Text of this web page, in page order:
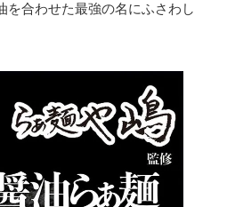
を合わせた最強の名にふさわし